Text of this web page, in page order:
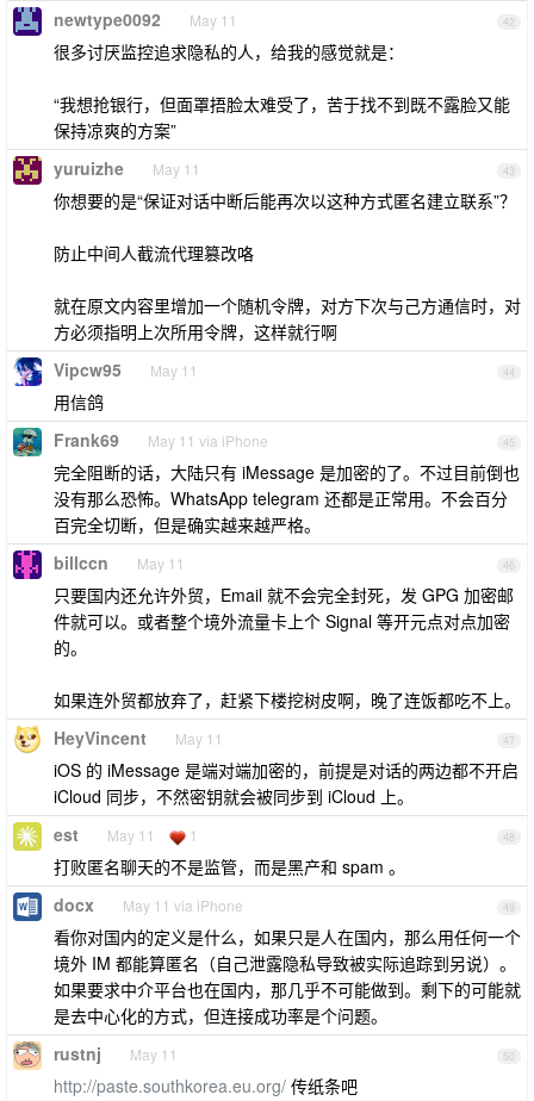
42
newtype0092 May 11
很多讨厌监控追求隐私的人，给我的感觉就是：
“我想抢银行，但面罩捂脸太难受了，苦于找不到既不露脸又能
保持凉爽的方案”
43
yuruizhe May 11
你想要的是“保证对话中断后能再次以这种方式匿名建立联系”？
防止中间人截流代理篡改咯
就在原文内容里增加一个随机令牌，对方下次与己方通信时，对
方必须指明上次所用令牌，这样就行啊
44
Vipcw95 May 11
用信鸽
45
Frank69 May 11 via iPhone
完全阻断的话，大陆只有 iMessage 是加密的了。不过目前倒也
没有那么恐怖。WhatsApp telegram 还都是正常用。不会百分
百完全切断，但是确实越来越严格。
46
billccn May 11
只要国内还允许外贸，Email 就不会完全封死，发 GPG 加密邮
件就可以。或者整个境外流量卡上个 Signal 等开元点对点加密
的。
如果连外贸都放弃了，赶紧下楼挖树皮啊，晚了连饭都吃不上。
47
HeyVincent May 11
iOS 的 iMessage 是端对端加密的，前提是对话的两边都不开启
iCloud 同步，不然密钥就会被同步到 iCloud 上。
48
est May 11 1
打败匿名聊天的不是监管，而是黑产和 spam 。
49
docx May 11 via iPhone
看你对国内的定义是什么，如果只是人在国内，那么用任何一个
境外 IM 都能算匿名（自己泄露隐私导致被实际追踪到另说）。
如果要求中介平台也在国内，那几乎不可能做到。剩下的可能就
是去中心化的方式，但连接成功率是个问题。
50
rustnj May 11
http://paste.southkorea.eu.org/ 传纸条吧